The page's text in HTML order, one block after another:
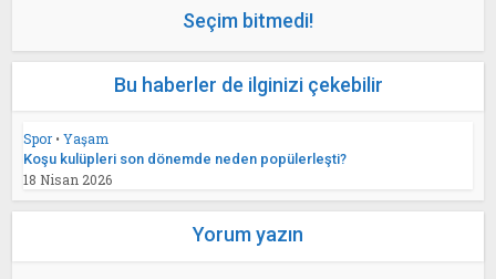
Seçim bitmedi!
Bu haberler de ilginizi çekebilir
Spor • Yaşam
Koşu kulüpleri son dönemde neden popülerleşti?
18 Nisan 2026
Yorum yazın